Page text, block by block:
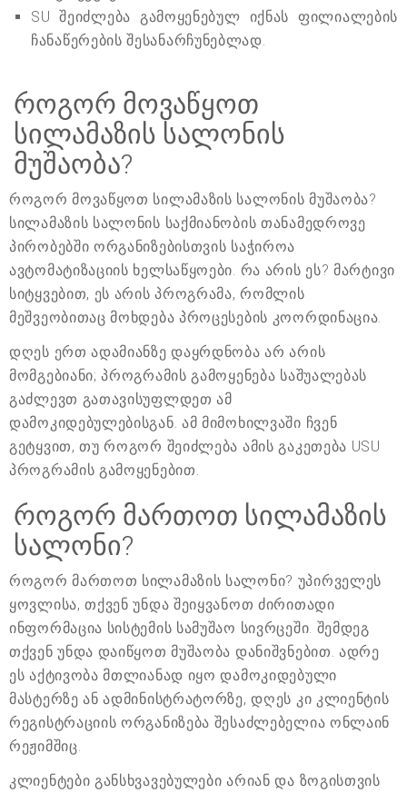
SU შეიძლება გამოყენებულ იქნას ფილიალების
ჩანაწერების შესანარჩუნებლად.
როგორ მოვაწყოთ
სილამაზის სალონის
მუშაობა?
როგორ მოვაწყოთ სილამაზის სალონის მუშაობა?
სილამაზის სალონის საქმიანობის თანამედროვე
პირობებში ორგანიზებისთვის საჭიროა
ავტომატიზაციის ხელსაწყოები. რა არის ეს? მარტივი
სიტყვებით, ეს არის პროგრამა, რომლის
მეშვეობითაც მოხდება პროცესების კოორდინაცია.
დღეს ერთ ადამიანზე დაყრდნობა არ არის
მომგებიანი; პროგრამის გამოყენება საშუალებას
გაძლევთ გათავისუფლდეთ ამ
დამოკიდებულებისგან. ამ მიმოხილვაში ჩვენ
გეტყვით, თუ როგორ შეიძლება ამის გაკეთება USU
პროგრამის გამოყენებით.
როგორ მართოთ სილამაზის
სალონი?
როგორ მართოთ სილამაზის სალონი? უპირველეს
ყოვლისა, თქვენ უნდა შეიყვანოთ ძირითადი
ინფორმაცია სისტემის სამუშაო სივრცეში. შემდეგ
თქვენ უნდა დაიწყოთ მუშაობა დანიშვნებით. ადრე
ეს აქტივობა მთლიანად იყო დამოკიდებული
მასტერზე ან ადმინისტრატორზე, დღეს კი კლიენტის
რეგისტრაციის ორგანიზება შესაძლებელია ონლაინ
რეჟიმშიც.
კლიენტები განსხვავებულები არიან და ზოგისთვის